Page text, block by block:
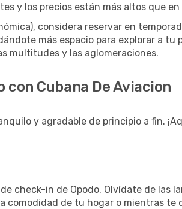
y los precios están más altos que en
considera reservar en
más espacio para explorar a tu
multitudes y las aglomeraciones.
Cubana De Aviacion
y agradable de principio a fin.
check-in de Opodo. Olvídate de las
comodidad de tu hogar o mientras te